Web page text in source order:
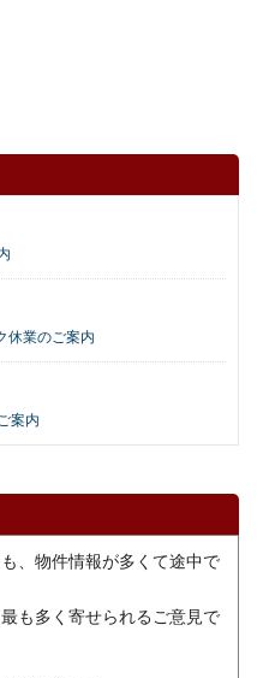
業のご案内
案内
、物件情報が多くて途中で
も多く寄せられるご意見で